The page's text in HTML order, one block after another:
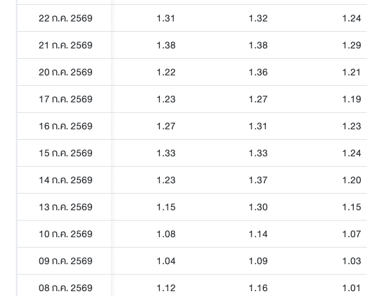
22 ก.ค. 2569
1.31 1.32 1.24
21 ก.ค. 2569
1.38 1.38 1.29
20 ก.ค. 2569
1.22 1.36 1.21
17 ก.ค. 2569
1.23 1.27 1.19
16 ก.ค. 2569
1.27 1.31 1.23
15 ก.ค. 2569
1.33 1.33 1.24
14 ก.ค. 2569
1.23 1.37 1.20
13 ก.ค. 2569
1.15 1.30 1.15
10 ก.ค. 2569
1.08 1.14 1.07
09 ก.ค. 2569
1.04 1.09 1.03
08 ก.ค. 2569
1.12 1.16 1.01